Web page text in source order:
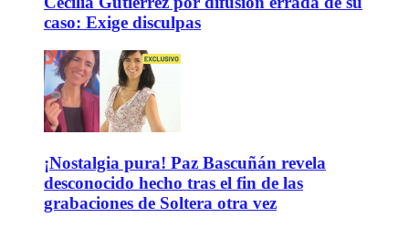
caso: Exige disculpas
¡Nostalgia pura! Paz Bascuñán revela
desconocido hecho tras el fin de las
grabaciones de Soltera otra vez